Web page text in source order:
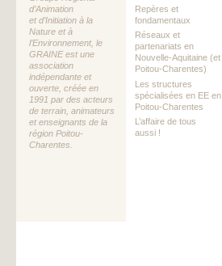
d’Animation
et d’Initiation à la
Nature et à
l’Environnement, le
GRAINE est une
association
indépendante et
ouverte, créée en
1991 par des acteurs
de terrain, animateurs
et enseignants de la
région Poitou-
Charentes.
Repères et
fondamentaux
Réseaux et
partenariats en
Nouvelle-Aquitaine (et
Poitou-Charentes)
Les structures
spécialisées en EE en
Poitou-Charentes
L’affaire de tous
aussi !